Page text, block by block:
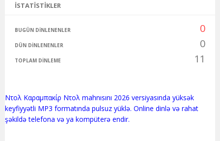
İSTATISTIKLER
BUGÜN DINLENENLER 0
DÜN DINLENENLER 0
TOPLAM DINLEME 11
Ντολ Καραμπακίρ Ντολ mahnısını 2026 versiyasında yüksək
keyfiyyətli MP3 formatında pulsuz yüklə. Online dinlə və rahat
şəkildə telefona və ya kompüterə endir.